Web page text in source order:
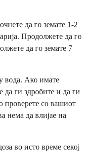
да го земате 1-2
Продолжете да го
да го земате 7
вода. Ако имате
да ги здробите и да ги
проверете со вашиот
нема да влијае на
во исто време секој